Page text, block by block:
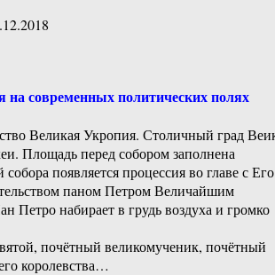
современных политических полях
Великая Укропия. Столичный град
Площадь перед собором заполнена
появляется процессия во главе с Его
паном Петром Величайшим
Петро набирает в грудь воздуха и громко
почётный великомученик, почётный
королевства…